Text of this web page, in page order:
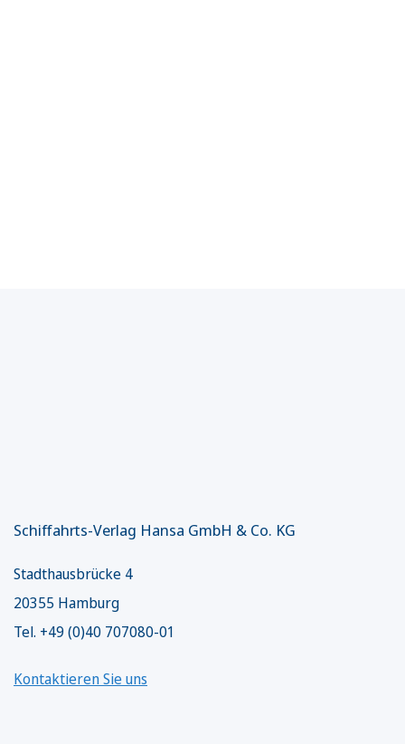
Schiffahrts-Verlag Hansa GmbH & Co. KG
Stadthausbrücke 4
20355 Hamburg
Tel. +49 (0)40 707080-01
Kontaktieren Sie uns